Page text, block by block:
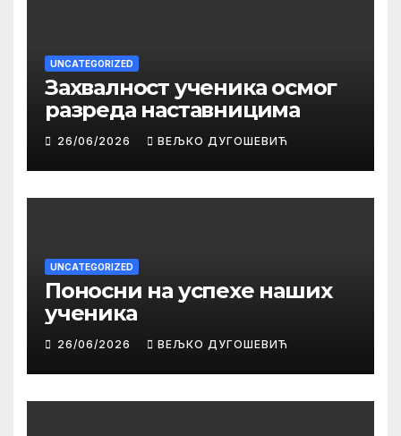
UNCATEGORIZED
Захвалност ученика осмог
разреда наставницима
26/06/2026 ВЕЉКО ДУГОШЕВИЋ
UNCATEGORIZED
Поносни на успехе наших
ученика
26/06/2026 ВЕЉКО ДУГОШЕВИЋ